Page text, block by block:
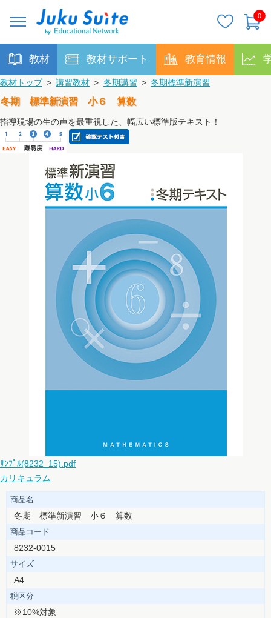
0
教材 教材サポート 教育情報
教材トップ > 講習教材 > 冬期講習 > 冬期標準新演習
冬期 標準新演習 小６ 算数
指導現場の生の声を最重視した、幅広い標準版テキスト！
ｻﾝﾌﾟﾙ(8232_15).pdf
カリキュラム
商品名
冬期 標準新演習 小６ 算数
商品コード
8232-0015
サイズ
A4
税区分
※10%対象